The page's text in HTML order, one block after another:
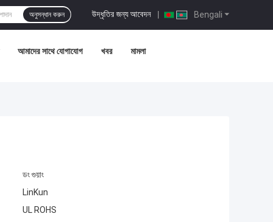
Bengali
উদ্ধৃতির জন্য আবেদন |
অনুসন্ধান করুন
আমাদের সাথে যোগাযোগ খবর মামলা
ডং গুয়াং
LinKun
UL ROHS